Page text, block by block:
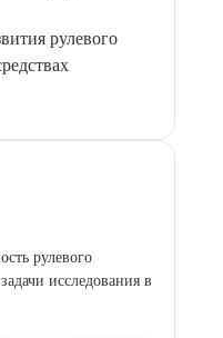
рулевого
рулевого
исследования в